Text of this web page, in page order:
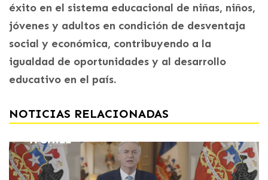
éxito en el sistema educacional de niñas, niños,
jóvenes y adultos en condición de desventaja
social y económica, contribuyendo a la
igualdad de oportunidades y al desarrollo
educativo en el país.
NOTICIAS RELACIONADAS